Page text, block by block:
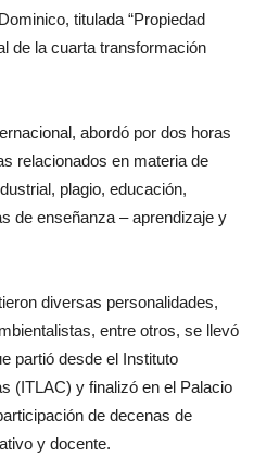
titulada “Propiedad
de la cuarta transformación
abordó por dos horas
relacionados en materia de
plagio, educación,
de enseñanza – aprendizaje y
diversas personalidades,
entre otros, se llevó
partió desde el Instituto
(ITLAC) y finalizó en el Palacio
de decenas de
y docente.